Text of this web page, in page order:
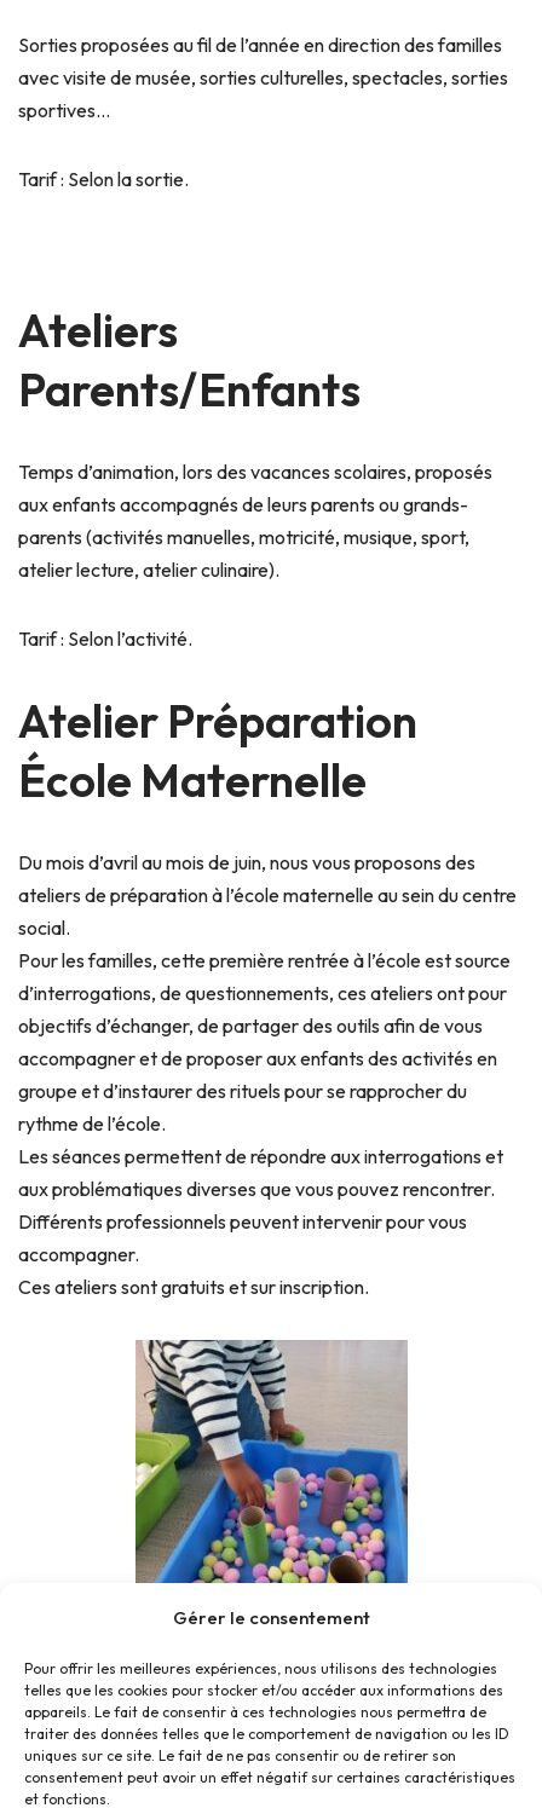
Gérer le consentement
Pour offrir les meilleures expériences, nous utilisons des technologies
telles que les cookies pour stocker et/ou accéder aux informations des
appareils. Le fait de consentir à ces technologies nous permettra de
traiter des données telles que le comportement de navigation ou les ID
uniques sur ce site. Le fait de ne pas consentir ou de retirer son
consentement peut avoir un effet négatif sur certaines caractéristiques
et fonctions.
Sorties proposées au fil de l’année en direction des familles
avec visite de musée, sorties culturelles, spectacles, sorties
sportives…
Tarif : Selon la sortie.
Ateliers
Parents/Enfants
Temps d’animation, lors des vacances scolaires, proposés
aux enfants accompagnés de leurs parents ou grands-
parents (activités manuelles, motricité, musique, sport,
atelier lecture, atelier culinaire).
Tarif : Selon l’activité.
Atelier Préparation
École Maternelle
Du mois d’avril au mois de juin, nous vous proposons des
ateliers de préparation à l’école maternelle au sein du centre
social.
Pour les familles, cette première rentrée à l’école est source
d’interrogations, de questionnements, ces ateliers ont pour
objectifs d’échanger, de partager des outils afin de vous
accompagner et de proposer aux enfants des activités en
groupe et d’instaurer des rituels pour se rapprocher du
rythme de l’école.
Les séances permettent de répondre aux interrogations et
aux problématiques diverses que vous pouvez rencontrer.
Différents professionnels peuvent intervenir pour vous
accompagner.
Ces ateliers sont gratuits et sur inscription.